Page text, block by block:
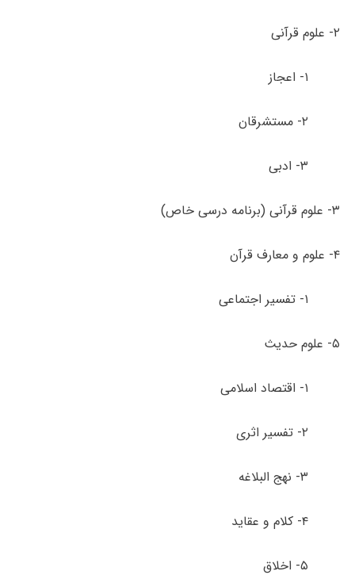
۲- علوم قرآنی
۱- اعجاز
۲- مستشرقان
۳- ادبی
۳- علوم قرآنی (برنامه درسی خاص)
۴- علوم و معارف قرآن
۱- تفسیر اجتماعی
۵- علوم حدیث
۱- اقتصاد اسلامی
۲- تفسیر اثری
۳- نهج البلاغه
۴- کلام و عقاید
۵- اخلاق